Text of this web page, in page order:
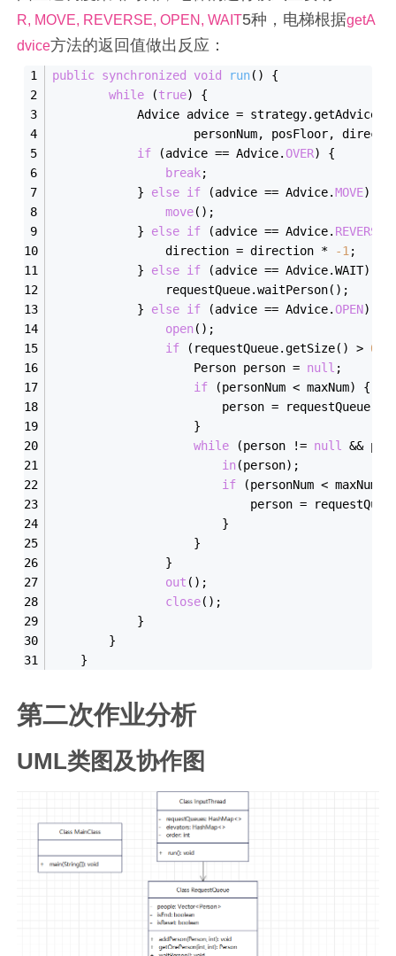
R, MOVE, REVERSE, OPEN, WAIT5种，电梯根据getA
dvice方法的返回值做出反应：
public synchronized void run()
{
while (true) {
Advice advice =
personNum, posFloor,
if (advice == Advice.OVER) {
break;
            }
else if (advice == Advice.MOVE) {
move();
            }
else if (advice == Advice. REVERSE
                direction = direction *
-1;
            }
else if (advice == Advice.WAIT) {
                requestQueue.waitPerson();
            }
else if (advice == Advice.OPEN) {
open();
if (requestQueue.getSize() > 0
                    Person person =
null ;
if (personNum < maxNum) {
person =
                    }
while (person != null &&
in(person);
if (personNum < maxNum)
person =
                        }
                    }
                }
out ();
close();
            }
        }
    }
第二次作业分析
UML类图及协作图